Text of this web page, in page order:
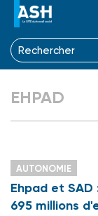
EHPAD
AUTONOMIE
Ehpad et
695 millions